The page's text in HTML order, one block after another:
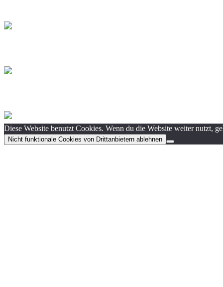
Diese Website benutzt Cookies. Wenn du die Website weiter nutzt,
Nicht funktionale Cookies von Drittanbietern ablehnen